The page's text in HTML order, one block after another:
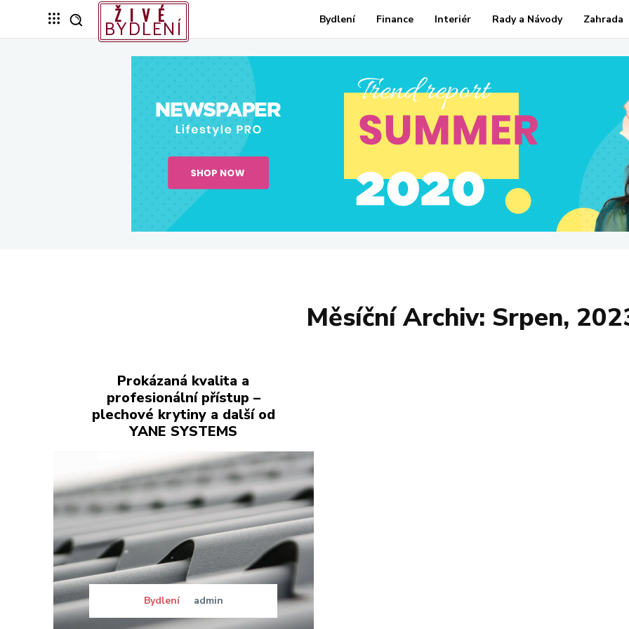
ŽIVÉ
BYDLENÍ Bydlení Finance Interiér Rady a Návody Zahrada
Měsíční Archiv: Srpen,
Prokázaná kvalita a
profesionální přístup –
plechové krytiny a další od
YANE SYSTEMS
Bydlení admin